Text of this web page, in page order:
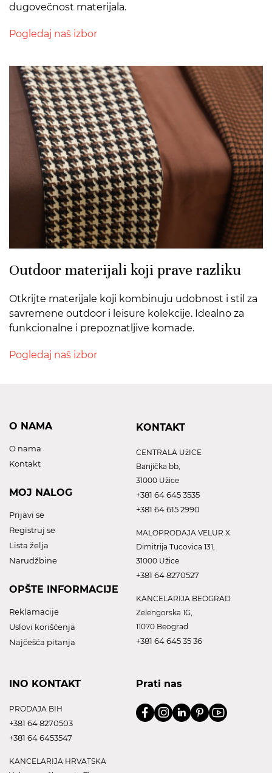
dugovečnost materijala.
Pogledaj naš izbor
Outdoor materijali koji prave razliku
Otkrijte materijale koji kombinuju udobnost i stil za
savremene outdoor i leisure kolekcije. Idealno za
funkcionalne i prepoznatljive komade.
Pogledaj naš izbor
O NAMA
O nama
Kontakt
MOJ NALOG
Prijavi se
Registruj se
Lista želja
Narudžbine
OPŠTE INFORMACIJE
Reklamacije
Uslovi korišćenja
Najčešća pitanja
KONTAKT
CENTRALA UžICE
Banjička bb,
31000 Užice
+381 64 645 3535
+381 64 615 2990
MALOPRODAJA VELUR X
Dimitrija Tucovica 131,
31000 Užice
+381 64 8270527
KANCELARIJA BEOGRAD
Zelengorska 1G,
11070 Beograd
+381 64 645 35 36
INO KONTAKT
PRODAJA BIH
+381 64 8270503
+381 64 6453547
KANCELARIJA HRVATSKA
Prati nas